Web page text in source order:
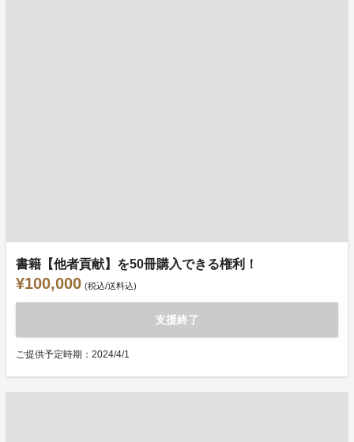
書籍【他者貢献】を50冊購入できる権利！
¥100,000 (税込/送料込)
支援終了
ご提供予定時期：2024/4/1